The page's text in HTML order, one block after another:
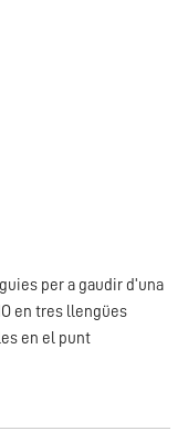
per a gaudir d'una
en tres llengües
en el punt